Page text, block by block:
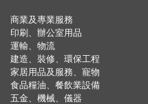
商業及專業服務
印刷、辦公室用品
運輸、物流
建造、裝修、環保工程
家居用品及服務、寵物
食品糧油、餐飲業設備
五金、機械、儀器